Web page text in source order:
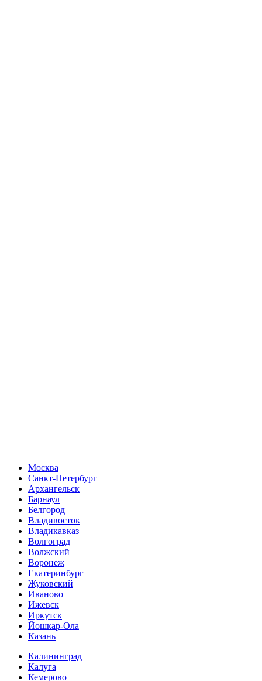
Москва
Санкт-Петербург
Архангельск
Барнаул
Белгород
Владивосток
Владикавказ
Волгоград
Волжский
Воронеж
Екатеринбург
Жуковский
Иваново
Ижевск
Иркутск
Йошкар-Ола
Казань
Калининград
Калуга
Кемерово